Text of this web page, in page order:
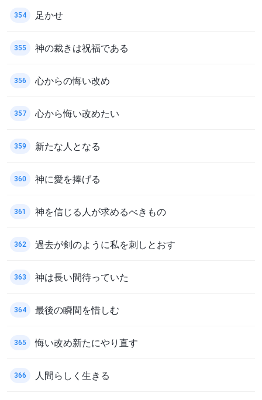
354 足かせ
355 神の裁きは祝福である
356 心からの悔い改め
357 心から悔い改めたい
359 新たな人となる
360 神に愛を捧げる
361 神を信じる人が求めるべきもの
362 過去が剣のように私を刺しとおす
363 神は長い間待っていた
364 最後の瞬間を惜しむ
365 悔い改め新たにやり直す
366 人間らしく生きる